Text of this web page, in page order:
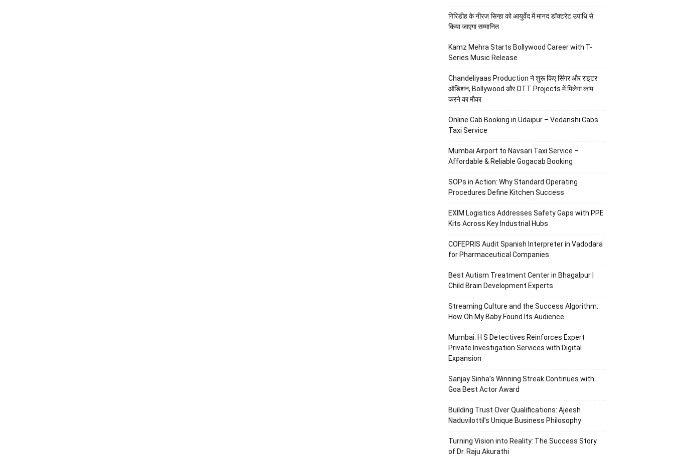
गिरिडीह के नीरज सिन्हा को आयुर्वेद में मानद डॉक्टरेट उपाधि से
किया जाएगा सम्मानित
Kamz Mehra Starts Bollywood Career with T-
Series Music Release
Chandeliyaas Production ने शुरू किए सिंगर और राइटर
ऑडिशन, Bollywood और OTT Projects में मिलेगा काम
करने का मौका
Online Cab Booking in Udaipur – Vedanshi Cabs
Taxi Service
Mumbai Airport to Navsari Taxi Service –
Affordable & Reliable Gogacab Booking
SOPs in Action: Why Standard Operating
Procedures Define Kitchen Success
EXIM Logistics Addresses Safety Gaps with PPE
Kits Across Key Industrial Hubs
COFEPRIS Audit Spanish Interpreter in Vadodara
for Pharmaceutical Companies
Best Autism Treatment Center in Bhagalpur |
Child Brain Development Experts
Streaming Culture and the Success Algorithm:
How Oh My Baby Found Its Audience
Mumbai: H S Detectives Reinforces Expert
Private Investigation Services with Digital
Expansion
Sanjay Sinha’s Winning Streak Continues with
Goa Best Actor Award
Building Trust Over Qualifications: Ajeesh
Naduvilottil’s Unique Business Philosophy
Turning Vision into Reality: The Success Story
of Dr. Raju Akurathi